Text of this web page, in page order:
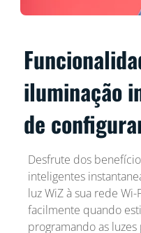
iluminação
de
Desfrute dos
inteligentes
luz WiZ à sua rede
facilmente quando
programando as